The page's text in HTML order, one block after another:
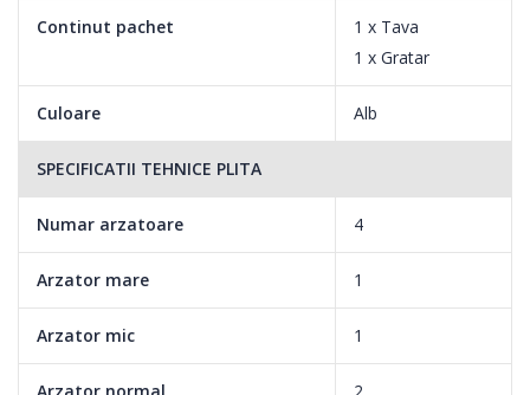
Continut pachet
1 x Tava
1 x Gratar
Culoare Alb
SPECIFICATII TEHNICE PLITA
Numar arzatoare 4
Arzator mare 1
Arzator mic 1